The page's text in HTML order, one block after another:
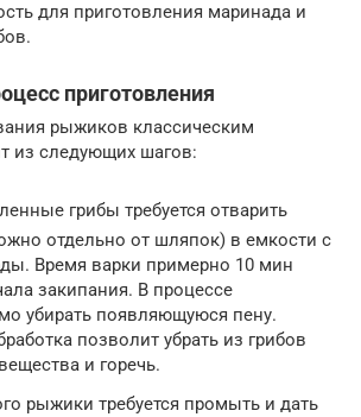
для приготовления маринада и
приготовления
рыжиков классическим
из следующих шагов:
грибы требуется отварить
отдельно от шляпок) в емкости с
Время варки примерно 10 мин
закипания. В процессе
убирать появляющуюся пену.
позволит убрать из грибов
и горечь.
рыжики требуется промыть и дать